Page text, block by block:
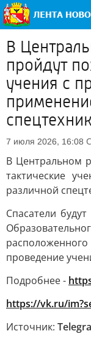
В
пройдут
учения с
7 июля 2026, 16:08
В Центральном
тактические
различной
Спасатели
проведение
Подробнее -
https://vk.ru/
Источник: